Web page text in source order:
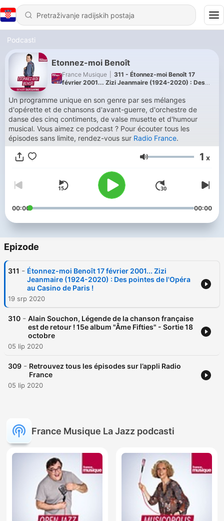
Podcasti
Etonnez-moi Benoît
France Musique
311 - Étonnez-moi Benoît 17
février 2001... Zizi Jeanmaire (1924-2020) : Des
Un programme unique en son genre par ses mélanges
d'opérette et de chansons d'avant-guerre, d'orchestre de
danse des cinq contiments, de valse musette et d'humour
musical. Vous aimez ce podcast ? Pour écouter tous les
épisodes sans limite, rendez-vous sur Radio France.
Glasnoća 1 x
00:00 00:00
Epizode
311 - Étonnez-moi Benoît 17 février 2001... Zizi
Jeanmaire (1924-2020) : Des pointes de l'Opéra
au Casino de Paris !
19 srp 2020
310 - Alain Souchon, Légende de la chanson française
est de retour ! 15e album "Âme Fifties" - Sortie 18
octobre
05 lip 2020
309 - Retrouvez tous les épisodes sur l’appli Radio
France
05 lip 2020
France Musique La Jazz podcasti